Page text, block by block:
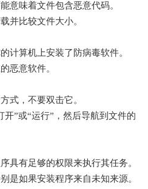
意味着文件包含恶意代码。
并比较文件大小。
计算机上安装了防病毒软件。
恶意软件。
式，不要双击它。
”或“运行”，然后导航到文件的
具有足够的权限来执行其任务。
是如果安装程序来自未知来源。